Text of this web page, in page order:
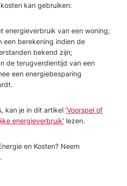
kan gebruiken:
energieverbruik van een woning;
een berekening indien de
bekend zijn;
de terugverdientijd van een
een energiebesparing
kan je in dit artikel ‘Voorspel of
energieverbruik’ lezen.
en Kosten? Neem